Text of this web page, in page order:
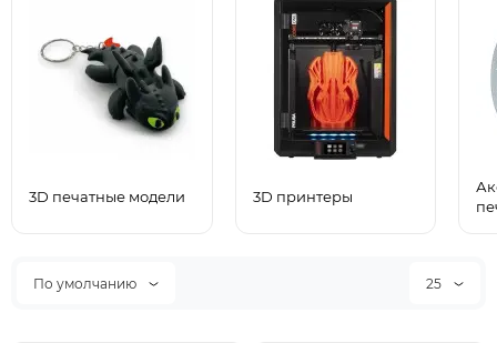
3D печатные модели 3D принтеры
По умолчанию 25